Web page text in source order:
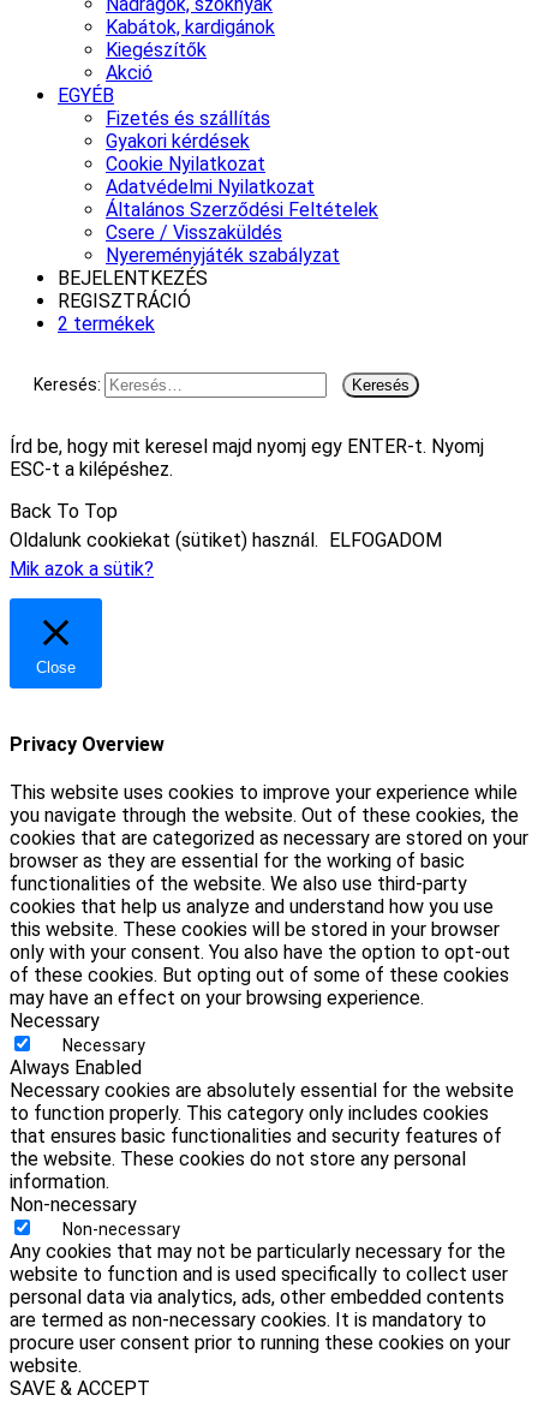
Kabátok, kardigánok
Kiegészítők
Akció
EGYÉB
Fizetés és szállítás
Gyakori kérdések
Cookie Nyilatkozat
Adatvédelmi Nyilatkozat
Általános Szerződési Feltételek
Csere / Visszaküldés
Nyereményjáték szabályzat
BEJELENTKEZÉS
REGISZTRÁCIÓ
2 termékek
Keresés:
Írd be, hogy mit keresel majd nyomj egy ENTER-t. Nyomj
ESC-t a kilépéshez.
Back To Top
Oldalunk cookiekat (sütiket) használ.
ELFOGADOM
Mik azok a sütik?
Close
Privacy Overview
This website uses cookies to improve your experience while
you navigate through the website. Out of these cookies, the
cookies that are categorized as necessary are stored on your
browser as they are essential for the working of basic
functionalities of the website. We also use third-party
cookies that help us analyze and understand how you use
this website. These cookies will be stored in your browser
only with your consent. You also have the option to opt-out
of these cookies. But opting out of some of these cookies
may have an effect on your browsing experience.
Necessary
Necessary
Always Enabled
Necessary cookies are absolutely essential for the website
to function properly. This category only includes cookies
that ensures basic functionalities and security features of
the website. These cookies do not store any personal
information.
Non-necessary
Non-necessary
Any cookies that may not be particularly necessary for the
website to function and is used specifically to collect user
personal data via analytics, ads, other embedded contents
are termed as non-necessary cookies. It is mandatory to
procure user consent prior to running these cookies on your
website.
SAVE & ACCEPT